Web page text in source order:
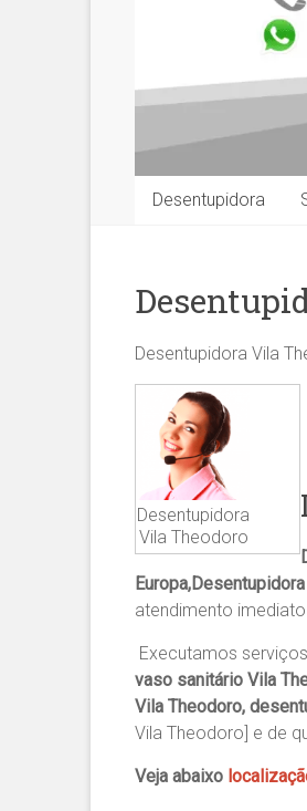
Desentupidora
Desentupidora Vila
Desentupidora
Vila Theodoro
atendimento
Executamos
vaso sanitário Vila
Vila Theodoro,
Vila Theodoro] e de
Veja abaixo